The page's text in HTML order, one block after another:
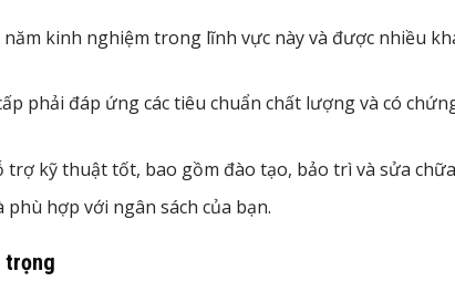
kinh nghiệm trong lĩnh vực này và được nhiều
phải đáp ứng các tiêu chuẩn chất lượng và có
trợ kỹ thuật tốt, bao gồm đào tạo, bảo trì và sửa
hợp với ngân sách của bạn.
trọng